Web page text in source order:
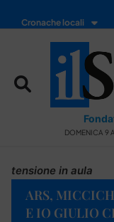
Cronache locali
DOMENICA 9
tensione in aula
ARS,
E IO GIULIO